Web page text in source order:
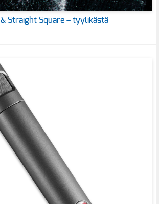
& Straight Square – tyylikästä